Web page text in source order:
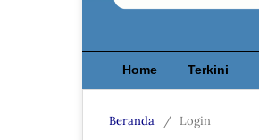
Home Terkini
Beranda / Login